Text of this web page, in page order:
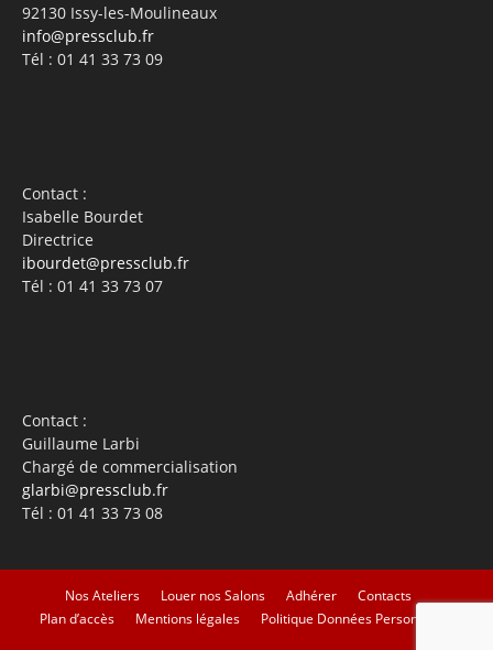
92130 Issy-les-Moulineaux
info@pressclub.fr
Tél : 01 41 33 73 09
Contact :
Isabelle Bourdet
Directrice
ibourdet@pressclub.fr
Tél : 01 41 33 73 07
Contact :
Guillaume Larbi
Chargé de commercialisation
glarbi@pressclub.fr
Tél : 01 41 33 73 08
Nos Ateliers Louer nos Salons Adhérer
Contacts
Plan d’accès
Mentions légales Politique Données Personnelles